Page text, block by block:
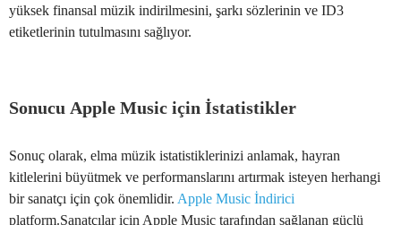
yüksek finansal müzik indirilmesini, şarkı sözlerinin ve ID3
etiketlerinin tutulmasını sağlıyor.
Sonucu Apple Music için İstatistikler
Sonuç olarak, elma müzik istatistiklerinizi anlamak, hayran
kitlelerini büyütmek ve performanslarını artırmak isteyen herhangi
bir sanatçı için çok önemlidir. Apple Music İndirici
platform.Sanatçılar için Apple Music tarafından sağlanan güçlü